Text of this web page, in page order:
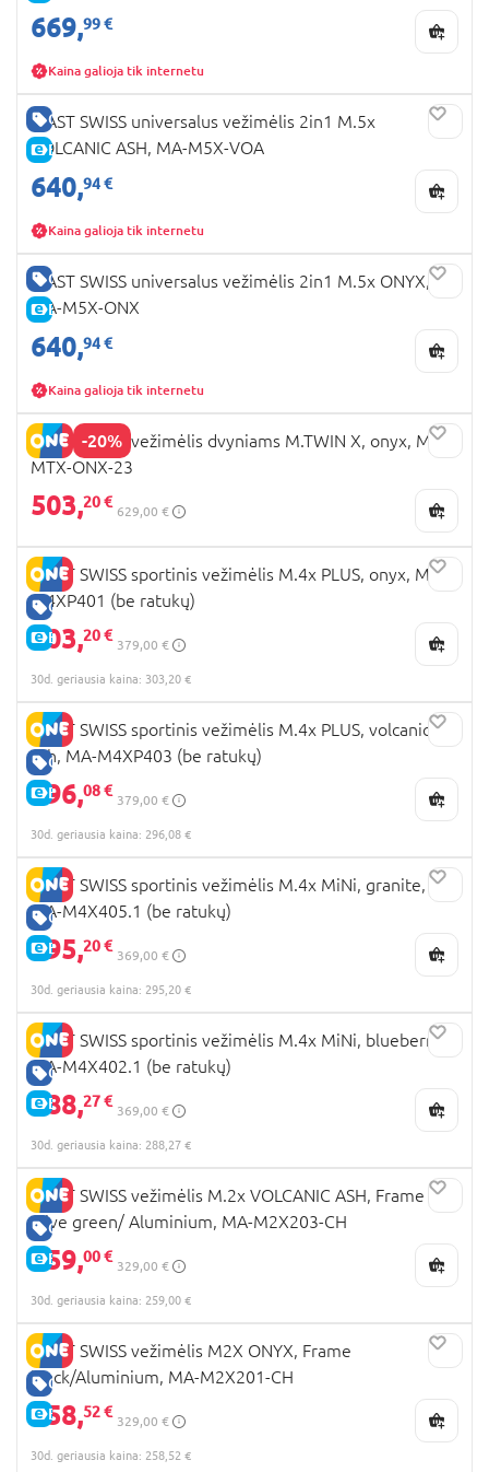
669,99 €
Kaina galioja tik internetu
GERA KAINA
E-KAINA
MAST SWISS universalus vežimėlis 2in1 M.5x
VOLCANIC ASH, MA-M5X-VOA
640,94 €
Kaina galioja tik internetu
GERA KAINA
E-KAINA
MAST SWISS universalus vežimėlis 2in1 M.5x ONYX,
MA-M5X-ONX
640,94 €
Kaina galioja tik internetu
-20%
MAST SWISS vežimėlis dvyniams M.TWIN X, onyx, MA-
MTX-ONX-23
503,20 €
629,00 €
GERA KAINA
E-KAINA
MAST SWISS sportinis vežimėlis M.4x PLUS, onyx, MA-
M4XP401 (be ratukų)
303,20 €
379,00 €
30d. geriausia kaina: 303,20 €
GERA KAINA
E-KAINA
MAST SWISS sportinis vežimėlis M.4x PLUS, volcanic
ash, MA-M4XP403 (be ratukų)
296,08 €
379,00 €
30d. geriausia kaina: 296,08 €
GERA KAINA
E-KAINA
MAST SWISS sportinis vežimėlis M.4x MiNi, granite,
MA-M4X405.1 (be ratukų)
295,20 €
369,00 €
30d. geriausia kaina: 295,20 €
GERA KAINA
E-KAINA
MAST SWISS sportinis vežimėlis M.4x MiNi, blueberry,
MA-M4X402.1 (be ratukų)
288,27 €
369,00 €
30d. geriausia kaina: 288,27 €
GERA KAINA
E-KAINA
MAST SWISS vežimėlis M.2x VOLCANIC ASH, Frame
olive green/ Aluminium, MA-M2X203-CH
259,00 €
329,00 €
30d. geriausia kaina: 259,00 €
GERA KAINA
E-KAINA
MAST SWISS vežimėlis M2X ONYX, Frame
black/Aluminium, MA-M2X201-CH
258,52 €
329,00 €
30d. geriausia kaina: 258,52 €